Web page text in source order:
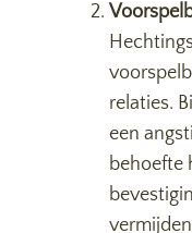
relaties.
een
behoefte